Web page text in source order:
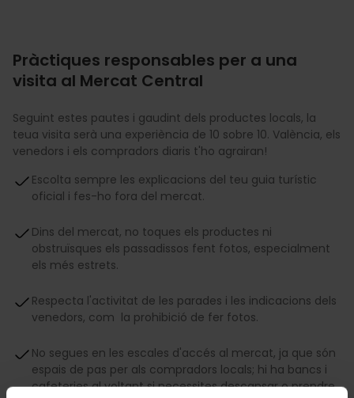
Pràctiques responsables per a una
visita al Mercat Central
Seguint estes pautes i gaudint dels productes locals, la
teua visita serà una experiència de 10 sobre 10. València, els
venedors i els compradors diaris t'ho agrairan!
Escolta sempre les explicacions del teu guia turístic
oficial i fes-ho fora del mercat.
Dins del mercat, no toques els productes ni
obstruïsques els passadissos fent fotos, especialment
els més estrets.
Respecta l'activitat de les parades i les indicacions dels
venedors, com la prohibició de fer fotos.
No segues en les escales d'accés al mercat, ja que són
espais de pas per als compradors locals; hi ha bancs i
cafeteries al voltant si necessites descansar o prendre